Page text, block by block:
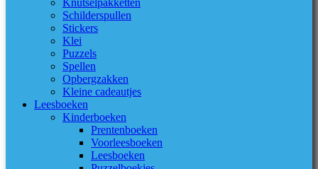
Knutselpakketten
Schilderspullen
Stickers
Klei
Puzzels
Spellen
Opbergzakken
Kleine cadeautjes
Leesboeken
Kinderboeken
Prentenboeken
Voorleesboeken
Leesboeken